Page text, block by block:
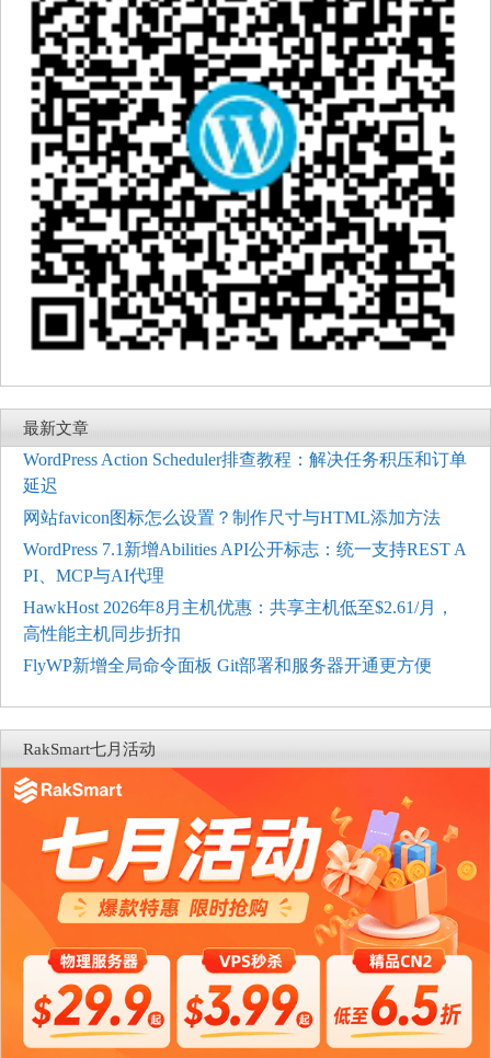
最新文章
WordPress Action Scheduler排查教程：解决任务积压和订单
延迟
网站favicon图标怎么设置？制作尺寸与HTML添加方法
WordPress 7.1新增Abilities API公开标志：统一支持REST A
PI、MCP与AI代理
HawkHost 2026年8月主机优惠：共享主机低至$2.61/月，
高性能主机同步折扣
FlyWP新增全局命令面板 Git部署和服务器开通更方便
RakSmart七月活动